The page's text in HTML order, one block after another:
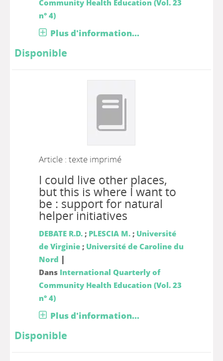
Community Health Education (Vol. 23
n° 4)
Plus d'information...
Disponible
Article : texte imprimé
I could live other places,
but this is where I want to
be : support for natural
helper initiatives
DEBATE R.D.; PLESCIA M.; Université
de Virginie; Université de Caroline du
Nord |
Dans International Quarterly of
Community Health Education (Vol. 23
n° 4)
Plus d'information...
Disponible